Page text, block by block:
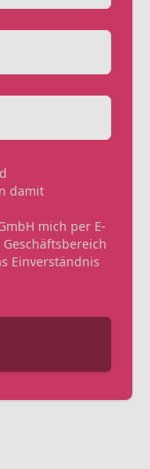
damit
mich per E-
Einverständnis